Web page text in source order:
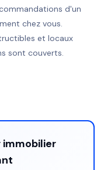
d'un
chez vous.
et locaux
sont couverts.
immobilier